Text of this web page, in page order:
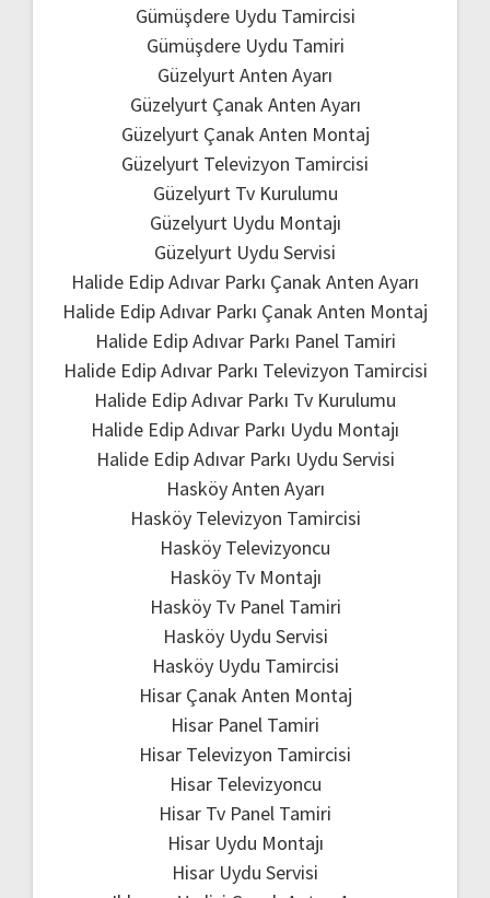
Gümüşdere Uydu Tamircisi
Gümüşdere Uydu Tamiri
Güzelyurt Anten Ayarı
Güzelyurt Çanak Anten Ayarı
Güzelyurt Çanak Anten Montaj
Güzelyurt Televizyon Tamircisi
Güzelyurt Tv Kurulumu
Güzelyurt Uydu Montajı
Güzelyurt Uydu Servisi
Halide Edip Adıvar Parkı Çanak Anten Ayarı
Halide Edip Adıvar Parkı Çanak Anten Montaj
Halide Edip Adıvar Parkı Panel Tamiri
Halide Edip Adıvar Parkı Televizyon Tamircisi
Halide Edip Adıvar Parkı Tv Kurulumu
Halide Edip Adıvar Parkı Uydu Montajı
Halide Edip Adıvar Parkı Uydu Servisi
Hasköy Anten Ayarı
Hasköy Televizyon Tamircisi
Hasköy Televizyoncu
Hasköy Tv Montajı
Hasköy Tv Panel Tamiri
Hasköy Uydu Servisi
Hasköy Uydu Tamircisi
Hisar Çanak Anten Montaj
Hisar Panel Tamiri
Hisar Televizyon Tamircisi
Hisar Televizyoncu
Hisar Tv Panel Tamiri
Hisar Uydu Montajı
Hisar Uydu Servisi